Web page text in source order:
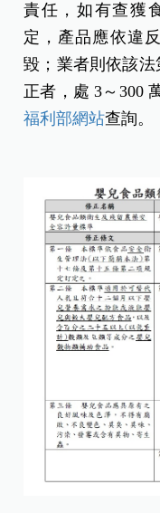
責任，如有查獲
定，產品應依違
毀；業者則依該
正者，處 3～300
福利部網站查詢。